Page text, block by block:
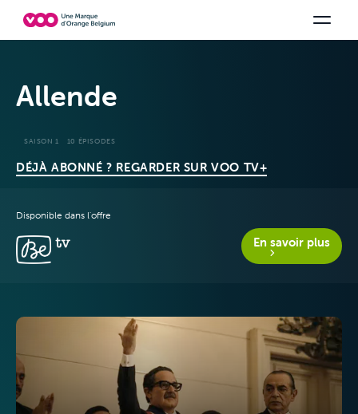
Télévision
Allende
SAISON 1 10 ÉPISODES
DÉJÀ ABONNÉ ? REGARDER SUR VOO TV+
Disponible dans l'offre
En savoir plus